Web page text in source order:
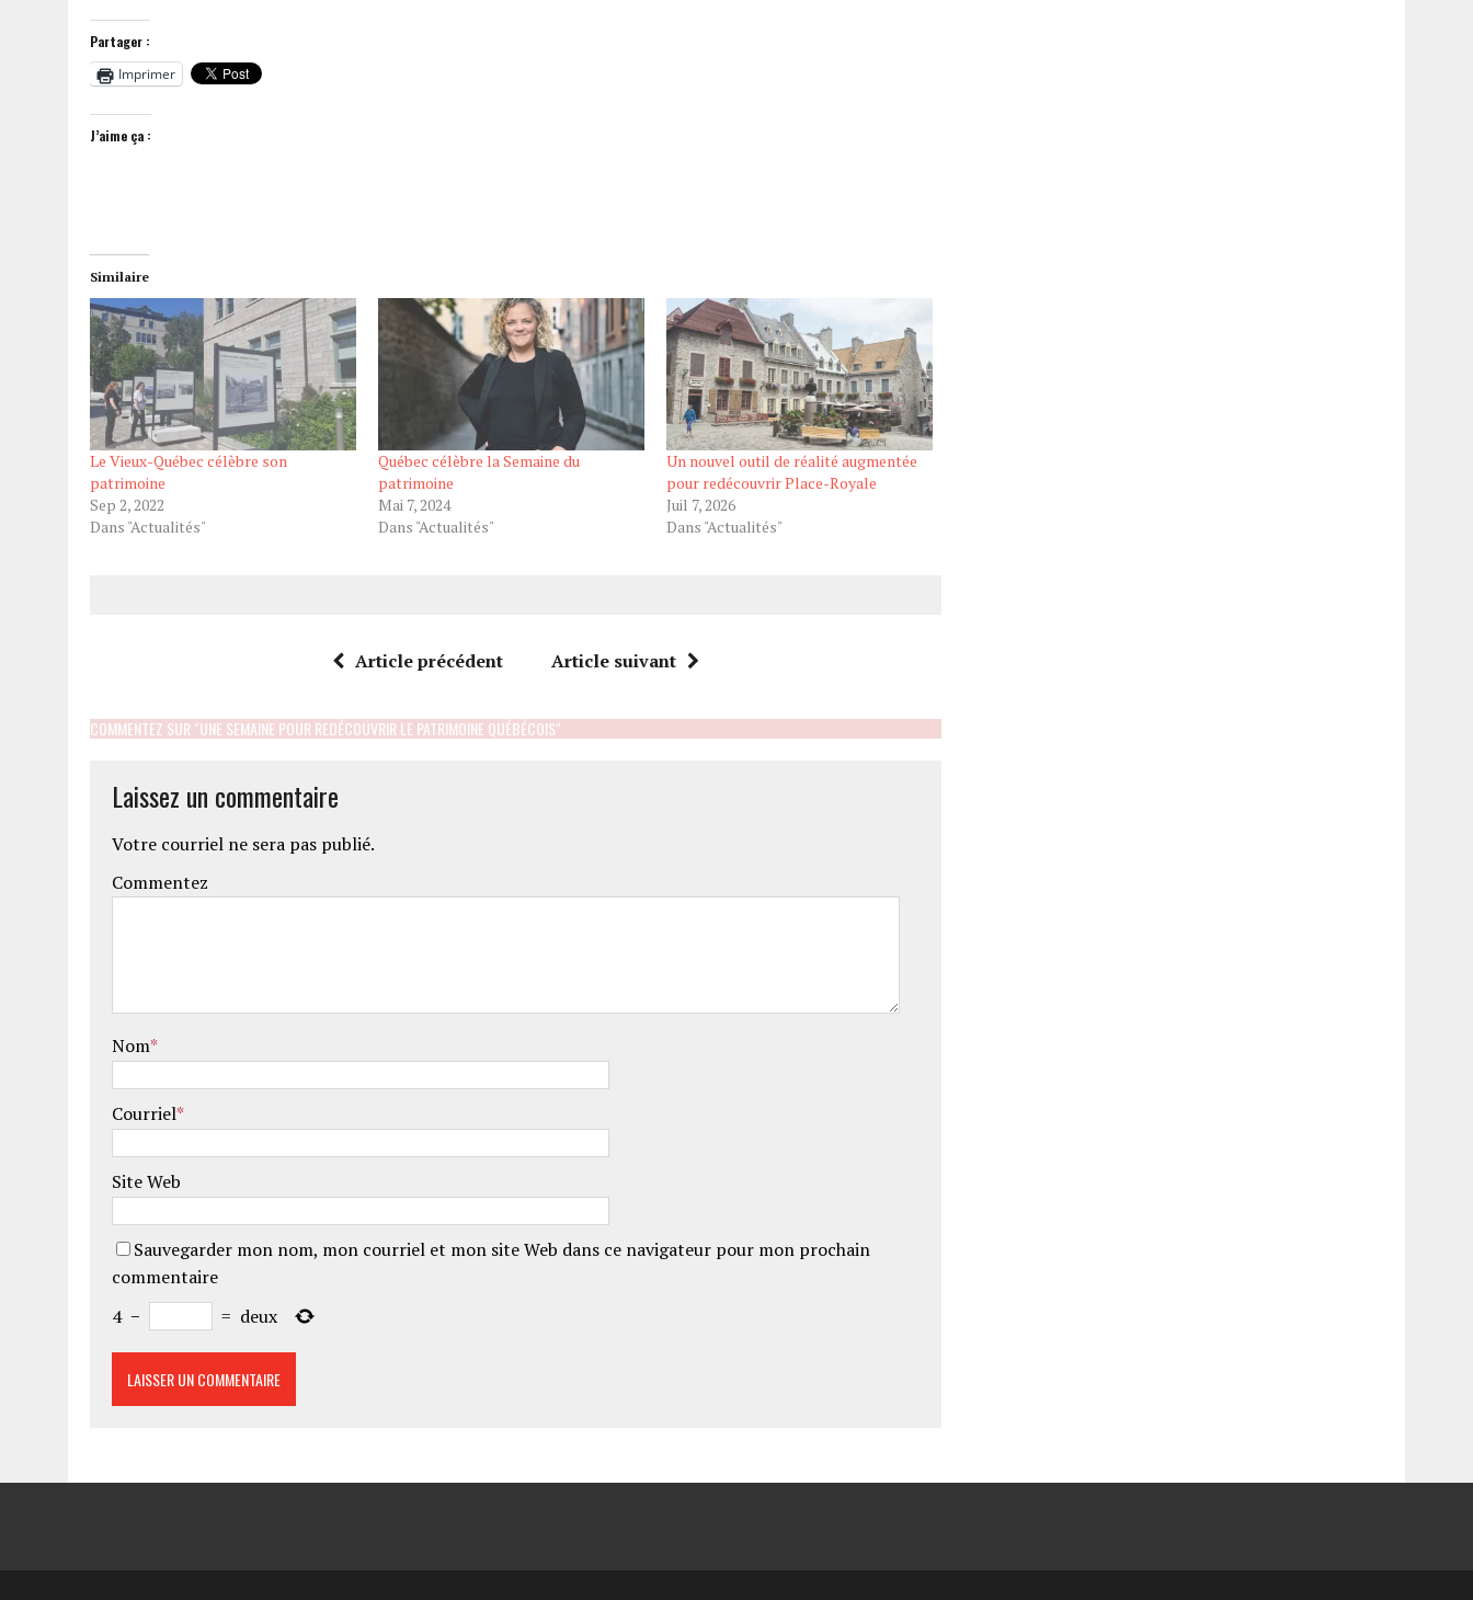
Partager :
Imprimer
J’aime ça :
Similaire
Le Vieux-Québec célèbre son
patrimoine
Sep 2, 2022
Dans "Actualités"
Québec célèbre la Semaine du
patrimoine
Mai 7, 2024
Dans "Actualités"
Un nouvel outil de réalité augmentée
pour redécouvrir Place-Royale
Juil 7, 2026
Dans "Actualités"
Article précédent Article suivant
COMMENTEZ SUR "UNE SEMAINE POUR REDÉCOUVRIR LE PATRIMOINE QUÉBÉCOIS"
Laissez un commentaire
Votre courriel ne sera pas publié.
Commentez
Nom*
Courriel*
Site Web
Sauvegarder mon nom, mon courriel et mon site Web dans ce navigateur pour mon prochain
commentaire
4 − = deux